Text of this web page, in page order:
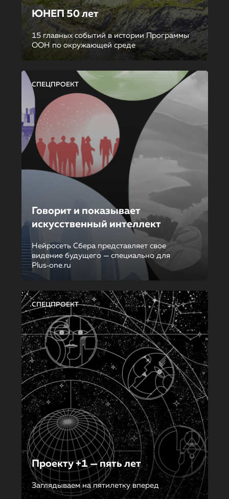
ЮНЕП 50 лет
15 главных событий в истории Программы
ООН по окружающей среде
СПЕЦПРОЕКТ
Говорит и показывает
искусственный интеллект
Нейросеть Сбера представляет свое
видение будущего — специально для
Plus‑one.ru
СПЕЦПРОЕКТ
Проекту +1 — пять лет
Заглядываем на пятилетку вперед